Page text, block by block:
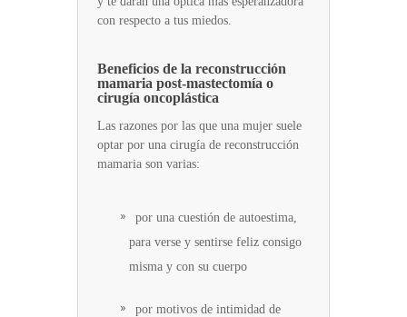
con respecto a tus miedos.
Beneficios de la reconstrucción
mamaria post-mastectomía ​o
cirugía oncoplástica
Las razones por las que una mujer suele
optar por una cirugía de reconstrucción
mamaria son varias:
por una cuestión de autoestima,
para verse y sentirse feliz consigo
misma y con su cuerpo
por motivos de intimidad de